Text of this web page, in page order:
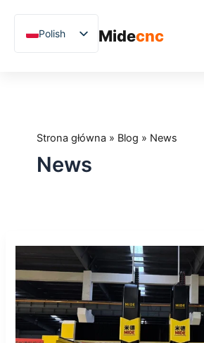
Midecnc
Zastosowania
Blog
Polish
English
Spanish
Uzbek
Hindi
Strona główna » Blog » News
News
Międzynarodowych
Targach
Kamienia
Xiamen